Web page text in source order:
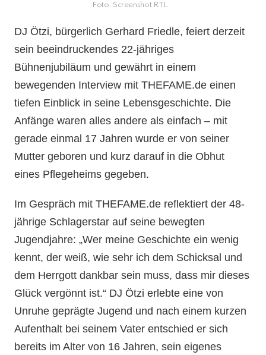
Foto: Screenshot RTL
DJ Ötzi, bürgerlich Gerhard Friedle, feiert derzeit
sein beeindruckendes 22-jähriges
Bühnenjubiläum und gewährt in einem
bewegenden Interview mit THEFAME.de einen
tiefen Einblick in seine Lebensgeschichte. Die
Anfänge waren alles andere als einfach – mit
gerade einmal 17 Jahren wurde er von seiner
Mutter geboren und kurz darauf in die Obhut
eines Pflegeheims gegeben.
Im Gespräch mit THEFAME.de reflektiert der 48-
jährige Schlagerstar auf seine bewegten
Jugendjahre: „Wer meine Geschichte ein wenig
kennt, der weiß, wie sehr ich dem Schicksal und
dem Herrgott dankbar sein muss, dass mir dieses
Glück vergönnt ist.“ DJ Ötzi erlebte eine von
Unruhe geprägte Jugend und nach einem kurzen
Aufenthalt bei seinem Vater entschied er sich
bereits im Alter von 16 Jahren, sein eigenes